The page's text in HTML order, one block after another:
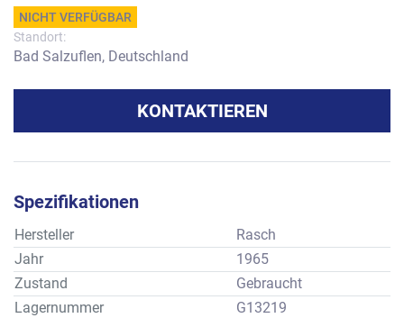
NICHT VERFÜGBAR
Standort:
Bad Salzuflen, Deutschland
KONTAKTIEREN
Spezifikationen
Hersteller
Rasch
Jahr
1965
Zustand
Gebraucht
Lagernummer
G13219